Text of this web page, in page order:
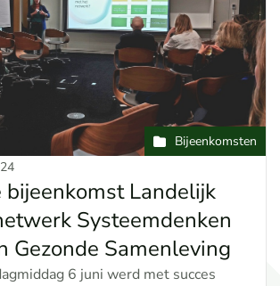
Bijeenkomsten
bijeenkomst Landelijk
Systeemdenken
Gezonde Samenleving
6 juni werd met succes